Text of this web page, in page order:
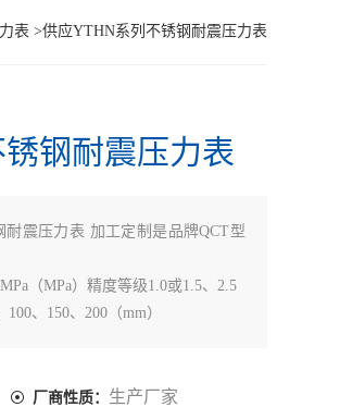
表 >供应YTHN系列不锈钢耐震压力表
钢耐震压力表
震压力表 加工定制是品牌QCT型
（MPa）精度等级1.0或1.5、2.5
、150、200（mm）
厂商性质： 生产厂家